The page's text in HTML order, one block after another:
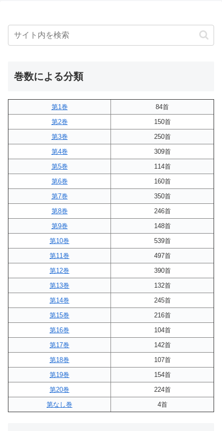
巻数による分類
第1巻
84首
第2巻
150首
第3巻
250首
第4巻
309首
第5巻
114首
第6巻
160首
第7巻
350首
第8巻
246首
第9巻
148首
第10巻
539首
第11巻
497首
第12巻
390首
第13巻
132首
第14巻
245首
第15巻
216首
第16巻
104首
第17巻
142首
第18巻
107首
第19巻
154首
第20巻
224首
第なし巻
4首